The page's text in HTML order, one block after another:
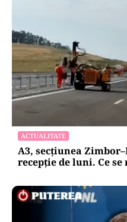
ACTUALITATE
A3, secțiunea
recepție de luni. Ce